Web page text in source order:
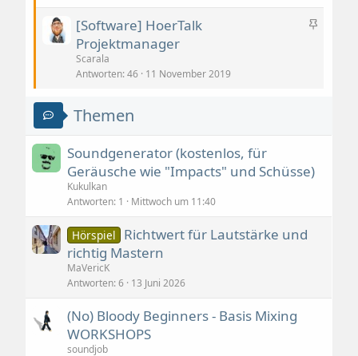
eA
[Software] HoerTalk
Projektmanager
Scarala
Antworten 46 11 November 2019
Themen
Soundgenerator (kostenlos, für
Geräusche wie "Impacts" und Schüsse)
Kukulkan
Antworten 1 Mittwoch um 11:40
Hörspiel
Richtwert für Lautstärke und
richtig Mastern
MaVericK
Antworten 6 13 Juni 2026
(No) Bloody Beginners - Basis Mixing
WORKSHOPS
soundjob